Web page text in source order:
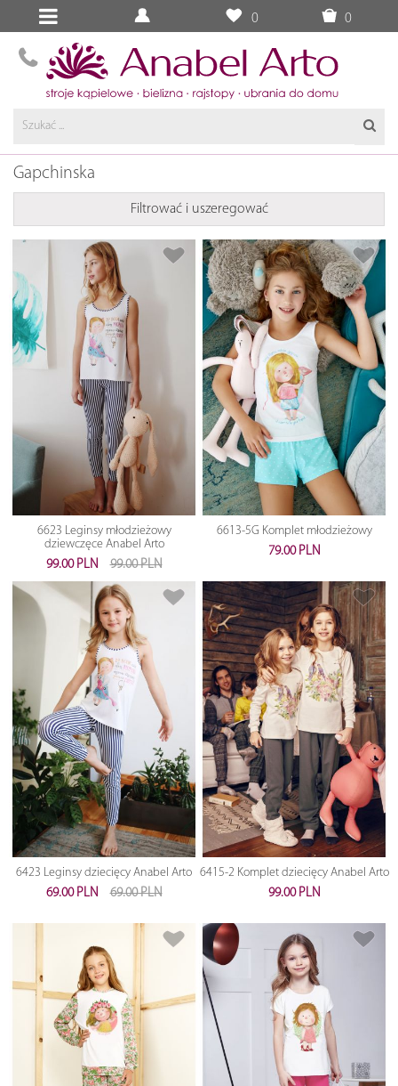
0 0
Gapchinska
Filtrować i uszeregować
6623 Leginsy młodzieżowy
dziewczęce Anabel Arto
99.00 PLN
99.00 PLN
6613-5G Komplet młodzieżowy
79.00 PLN
6423 Leginsy dziecięcy Anabel Arto
69.00 PLN
69.00 PLN
6415-2 Komplet dziecięcy Anabel Arto
99.00 PLN